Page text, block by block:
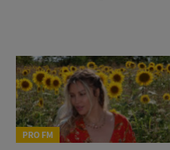
PRO FM